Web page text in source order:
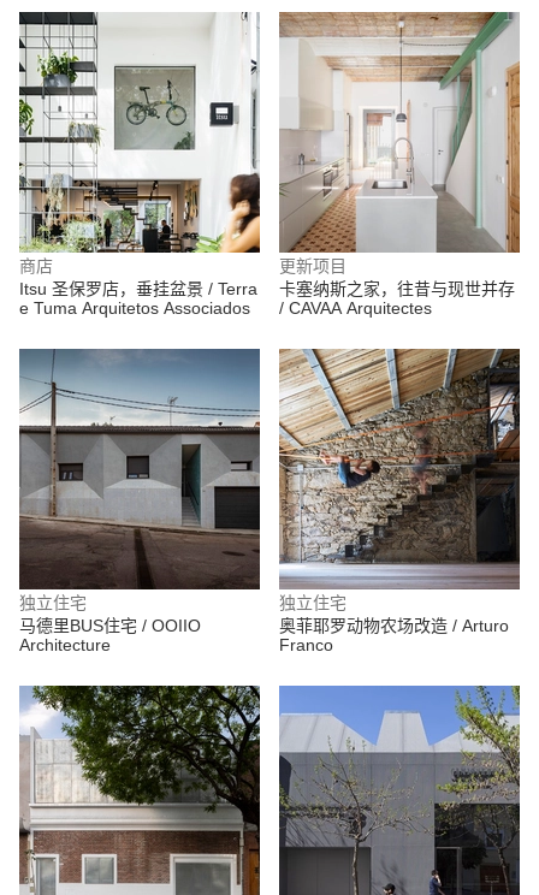
商店
Itsu 圣保罗店，垂挂盆景 / Terra
e Tuma Arquitetos Associados
更新项目
卡塞纳斯之家，往昔与现世并存
/ CAVAA Arquitectes
独立住宅
马德里BUS住宅 / OOIIO
Architecture
独立住宅
奥菲耶罗动物农场改造 / Arturo
Franco